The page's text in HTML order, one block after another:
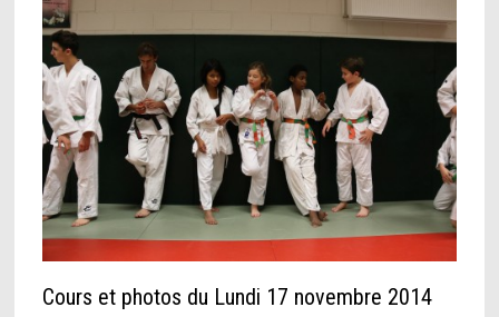
Cours et photos du Lundi 17 novembre 2014